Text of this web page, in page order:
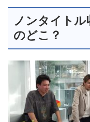
ノンタイト
のどこ？